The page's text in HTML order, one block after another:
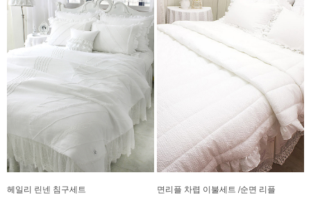
헤일리 린넨 침구세트 면리플 차렵 이불세트 /순면 리플